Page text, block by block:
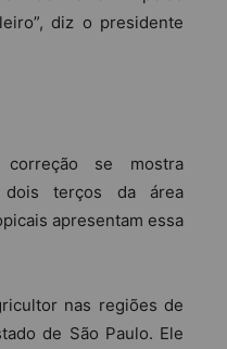
diz o presidente
se mostra
terços da área
apresentam essa
nas regiões de
de São Paulo. Ele